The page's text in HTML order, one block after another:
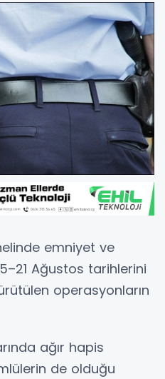
emniyet ve
Ağustos tarihlerini
operasyonların
ağır hapis
de olduğu